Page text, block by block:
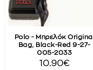
Polo - Μπρελόκ Original
Bag, Black-Red 9-27-
005-2033
10.90€